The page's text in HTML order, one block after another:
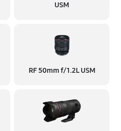
USM
RF 50mm f/1.2L USM